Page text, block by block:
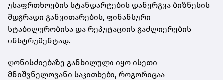
უსაფრთხოების სტანდარტების დანერგვა ბიზნესის
მდგრადი განვითარების, ფინანსური
სტაბილურობისა და რეპუტაციის გაძლიერების
ინსტრუმენტად.
ღონისძიებაზე განხილული იყო ისეთი
მნიშვნელოვანი საკითხები, როგორიცაა